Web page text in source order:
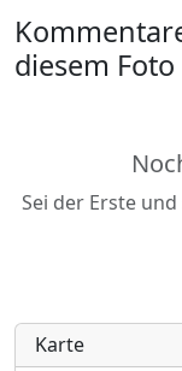
diesem Foto
Sei der Erste
Karte